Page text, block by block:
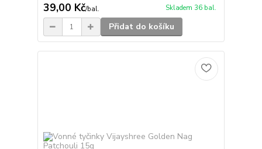
39,00 Kč/bal. Skladem 36 bal.
Přidat do košíku